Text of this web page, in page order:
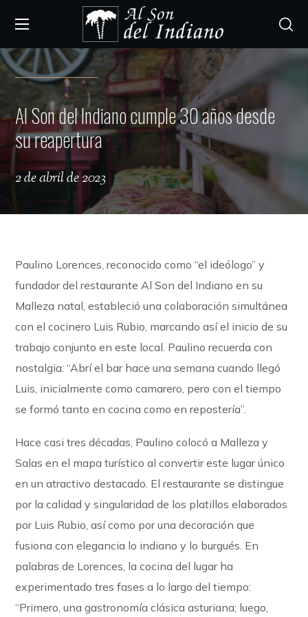
Al Son del Indiano cumple 30 años desde
su reapertura
2 de abril de 2023
Paulino Lorences, reconocido como “el ideólogo” y
fundador del restaurante Al Son del Indiano en su
Malleza natal, estableció una colaboración simultánea
con el cocinero Luis Rubio, marcando así el inicio de su
trabajo conjunto en este local. Paulino recuerda con
nostalgia: “Abrí el bar hace una semana cuando llegó
Luis, inicialmente como camarero, pero con el tiempo
se formó tanto en cocina como en repostería”.
Hace casi tres décadas, Paulino colocó a Malleza y
Salas en el mapa turístico al convertir este lugar único
en un atractivo destacado. El restaurante se distingue
por la calidad y singularidad de los platillos elaborados
por Luis Rubio, así como por una decoración que
fusiona con elegancia lo indiano y lo burgués. En
palabras de Lorences, la cocina del lugar ha
experimentado tres fases a lo largo del tiempo:
“Primero, una gastronomía clásica asturiana; luego,